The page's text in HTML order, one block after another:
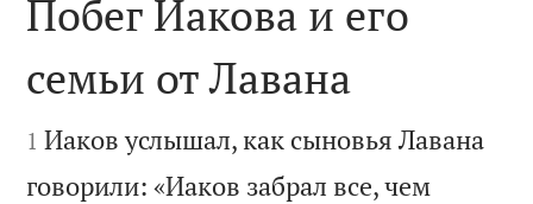

Побег Иакова и его
семьи от Лавана

1 Иаков услышал, как сыновья Лавана
говорили: «Иаков забрал все, чем